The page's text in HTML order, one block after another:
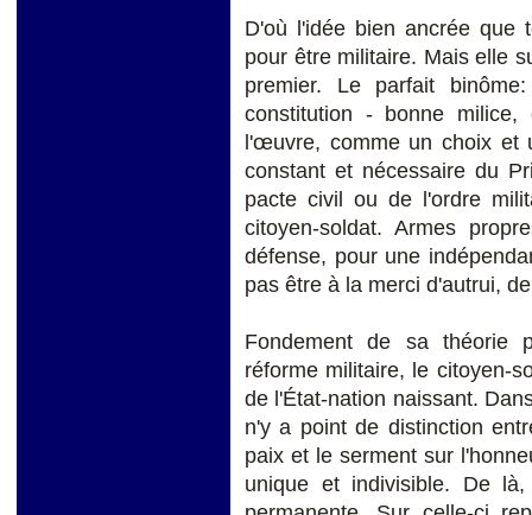
D'où l'idée bien ancrée que
pour être militaire. Mais elle
premier. Le parfait
constitution - bonne
l'œuvre, comme un choix et
constant et nécessaire du
pacte civil ou de l'ordre
citoyen-soldat. Armes
défense, pour une
pas être à la merci d'autrui,
Fondement de sa théorie
réforme militaire, le citoyen-
de l'État-nation naissant.
n'y a point de distinction
paix et le serment sur
unique et indivisible. De